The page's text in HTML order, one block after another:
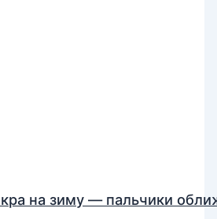
на зиму — пальчики